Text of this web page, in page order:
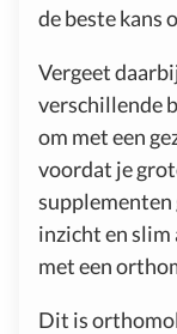
de beste kans
Vergeet
verschillende
om met een
voordat je
supplementen
inzicht en slim
met een
Dit is